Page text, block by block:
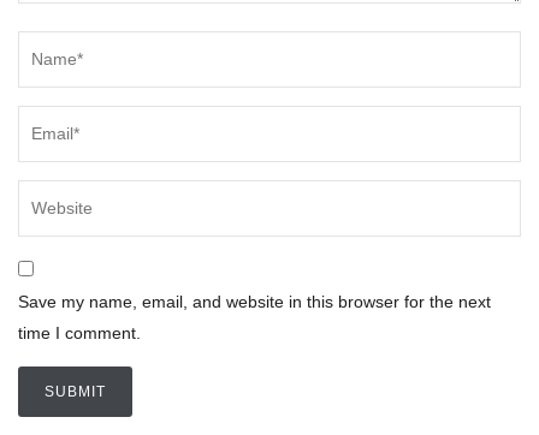
Save my name, email, and website in this browser for the next
time I comment.